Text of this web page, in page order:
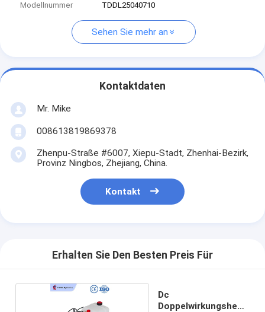
Modellnummer
TDDL25040710
Sehen Sie mehr an
Kontaktdaten
Mr. Mike
008613819869378
Zhenpu-Straße #6007, Xiepu-Stadt, Zhenhai-Bezirk,
Provinz Ningbos, Zhejiang, China.
Kontakt
Erhalten Sie Den Besten Preis Für
Dc
Doppelwirkungshebe